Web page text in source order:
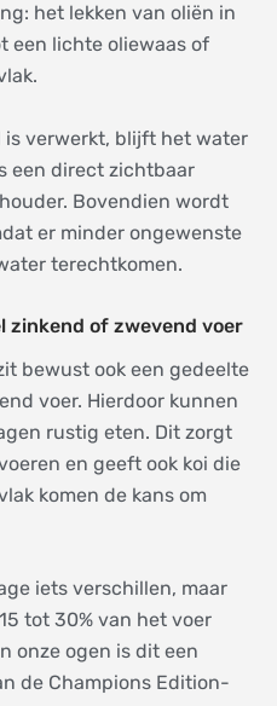
het lekken van oliën in
een lichte oliewaas of
is verwerkt, blijft het water
een direct zichtbaar
Bovendien wordt
er minder ongewenste
terechtkomen.
zinkend of zwevend voer
bewust ook een gedeelte
voer. Hierdoor kunnen
rustig eten. Dit zorgt
en geeft ook koi die
komen de kans om
iets verschillen, maar
tot 30% van het voer
onze ogen is dit een
de Champions Edition-